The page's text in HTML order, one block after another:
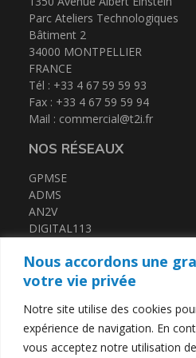
Nous accordons une
votre vie privée
Notre site utilise des cookies
expérience de navigation. En
vous acceptez notre utilisation
Parc Ateliers Technologiques
Bâtiment 2
34000 MONTPELLIER
FRANCE
Tél : +33 4 67 59 59 93
Fax : +33 4 67 59 59 94
Mail : commercial@t2i.fr
NOS RÉSEAUX
GPMSE
ADMS
AN2V
DIGITAL113
CERTIFICATIONS
QUALIOPI
DATADOCK